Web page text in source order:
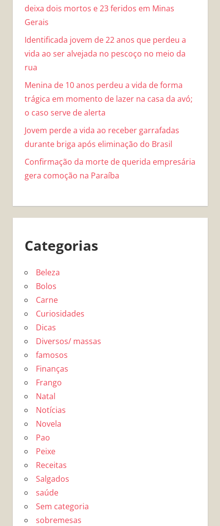
deixa dois mortos e 23 feridos em Minas
Gerais
Identificada jovem de 22 anos que perdeu a
vida ao ser alvejada no pescoço no meio da
rua
Menina de 10 anos perdeu a vida de forma
trágica em momento de lazer na casa da avó;
o caso serve de alerta
Jovem perde a vida ao receber garrafadas
durante briga após eliminação do Brasil
Confirmação da morte de querida empresária
gera comoção na Paraíba
Categorias
Beleza
Bolos
Carne
Curiosidades
Dicas
Diversos/ massas
famosos
Finanças
Frango
Natal
Notícias
Novela
Pao
Peixe
Receitas
Salgados
saúde
Sem categoria
sobremesas